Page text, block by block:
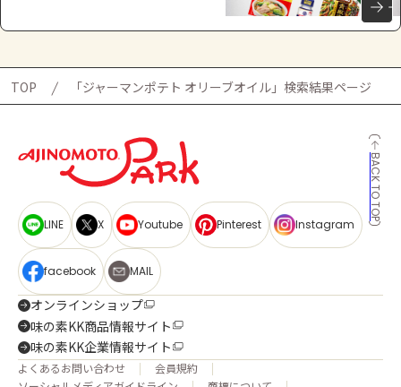
TOP 「ジャーマンポテト オリーブオイル」検索結果ページ
BACK TO TOP
LINE X Youtube Pinterest Instagram
facebook MAIL
オンラインショップ
味の素KK商品情報サイト
味の素KK企業情報サイト
よくあるお問い合わせ
会員規約